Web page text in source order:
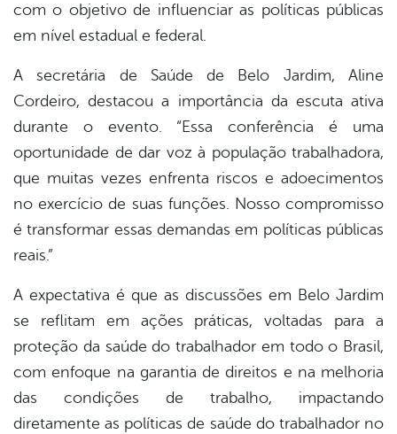
com o objetivo de influenciar as políticas públicas
em nível estadual e federal.
A secretária de Saúde de Belo Jardim, Aline
Cordeiro, destacou a importância da escuta ativa
durante o evento. “Essa conferência é uma
oportunidade de dar voz à população trabalhadora,
que muitas vezes enfrenta riscos e adoecimentos
no exercício de suas funções. Nosso compromisso
é transformar essas demandas em políticas públicas
reais.”
A expectativa é que as discussões em Belo Jardim
se reflitam em ações práticas, voltadas para a
proteção da saúde do trabalhador em todo o Brasil,
com enfoque na garantia de direitos e na melhoria
das condições de trabalho, impactando
diretamente as políticas de saúde do trabalhador no